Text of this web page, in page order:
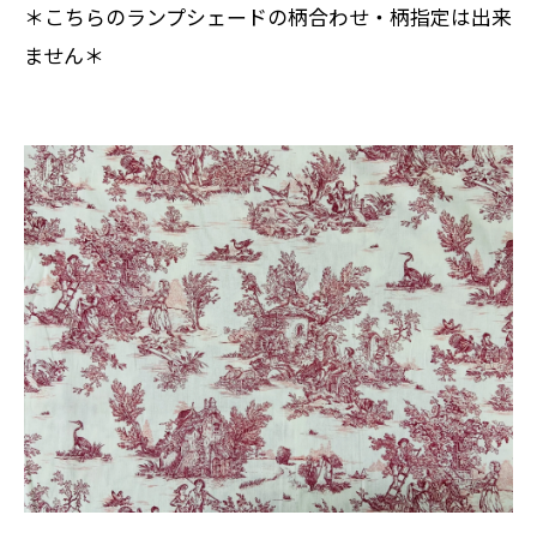
＊こちらのランプシェードの柄合わせ・柄指定は出来
ません＊